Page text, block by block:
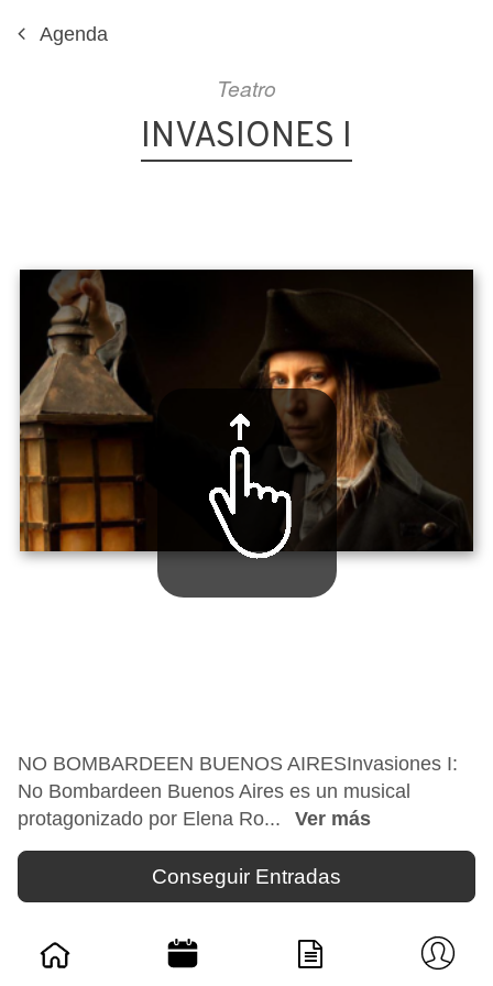
Agenda
Teatro
INVASIONES I
NO BOMBARDEEN BUENOS AIRESInvasiones I:
No Bombardeen Buenos Aires es un musical
protagonizado por Elena Ro...
Ver más
Conseguir Entradas